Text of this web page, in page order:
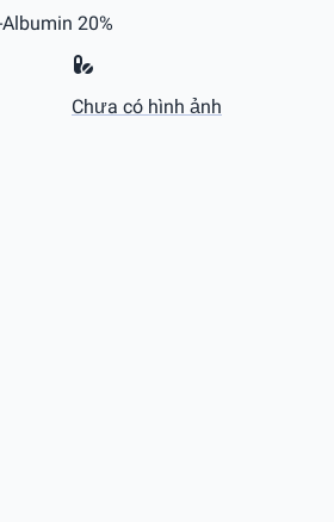
20%
Chưa có hình ảnh